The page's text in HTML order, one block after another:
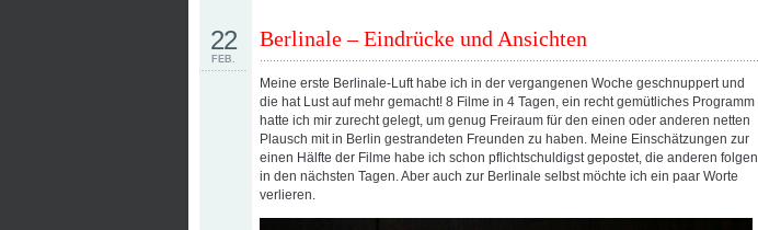
Berlinale – Eindrücke und Ansichten
22
FEB.
Meine erste Berlinale-Luft habe ich in der vergangenen Woche geschnuppert und
die hat Lust auf mehr gemacht! 8 Filme in 4 Tagen, ein recht gemütliches Programm
hatte ich mir zurecht gelegt, um genug Freiraum für den einen oder anderen netten
Plausch mit in Berlin gestrandeten Freunden zu haben. Meine Einschätzungen zur
einen Hälfte der Filme habe ich schon pflichtschuldigst gepostet, die anderen folgen
in den nächsten Tagen. Aber auch zur Berlinale selbst möchte ich ein paar Worte
verlieren.